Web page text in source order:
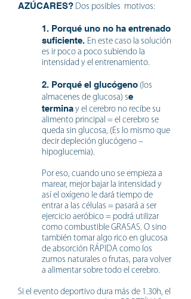
AZÚCARES? Dos posibles motivos:
1. Porqué uno no ha entrenado
suficiente. En este caso la solución
es ir poco a poco subiendo la
intensidad y el entrenamiento.
2. Porqué el glucógeno (los
almacenes de glucosa) se
termina y el cerebro no recibe su
alimento principal = el cerebro se
queda sin glucosa, (Es lo mismo que
decir depleción glucógeno –
hipoglucemia).
Por eso, cuando uno se empieza a
marear, mejor bajar la intensidad y
así el oxígeno le dará tiempo de
entrar a las células = pasará a ser
ejercicio aeróbico = podrá utilizar
como combustible GRASAS. O sino
también tomar algo rico en glucosa
de absorción RÁPIDA como los
zumos naturales o frutas, para volver
a alimentar sobre todo el cerebro.
Si el evento deportivo dura más de 1.30h, el